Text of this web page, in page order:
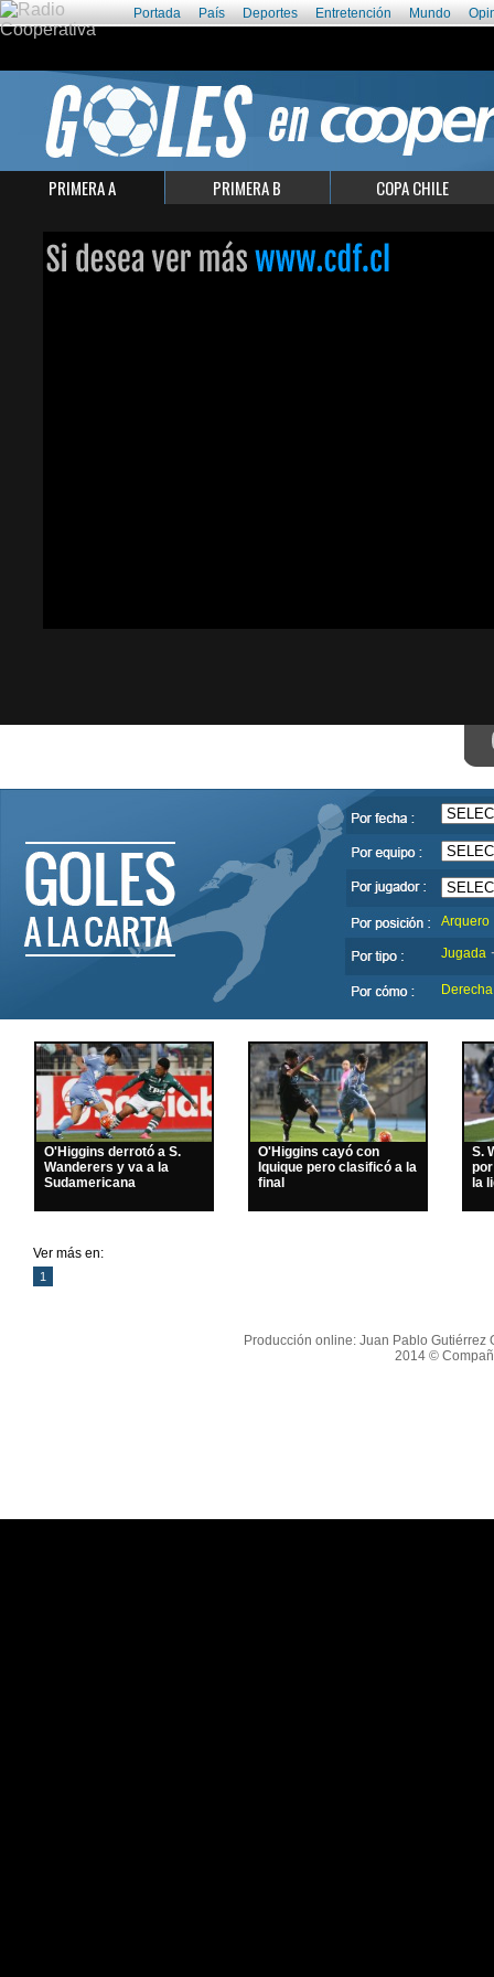
Portada País Deportes Entretención Mundo
PRIMERA A PRIMERA B COPA CHILE
Arquero
Jugada
Derecha
O'Higgins derrotó a S.
Wanderers y va a la
Sudamericana
O'Higgins cayó con
Iquique pero clasificó a la
final
S.
la
Ver más en:
1
Producción online: Juan Pablo Gutiérrez
2014 ©